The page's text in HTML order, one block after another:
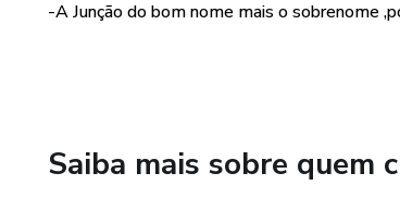
ATENÇÃO: Caso
NASCER
-A Junção do bom nome mais o sobrenome
Saiba mais sobre quem